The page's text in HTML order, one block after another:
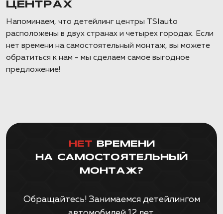
ЦЕНТРАХ
Напоминаем, что детейлинг центры TSIauto
расположены в двух странах и четырех городах. Если
нет времени на самостоятельный монтаж, вы можете
обратиться к нам - мы сделаем самое выгодное
предложение!
НЕТ ВРЕМЕНИ
НА САМОСТОЯТЕЛЬНЫЙ
МОНТАЖ?
Обращайтесь! Занимаемся детейлингом